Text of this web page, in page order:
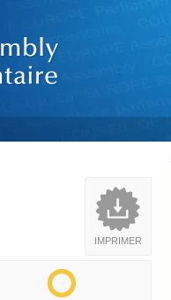
IMPRIMER